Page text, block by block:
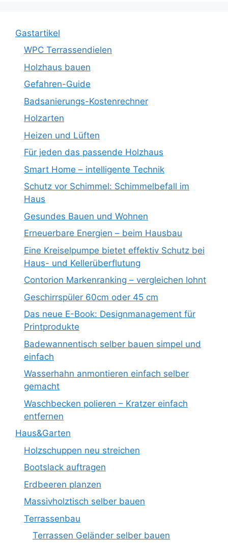
Gastartikel
WPC Terrassendielen
Holzhaus bauen
Gefahren-Guide
Badsanierungs-Kostenrechner
Holzarten
Heizen und Lüften
Für jeden das passende Holzhaus
Smart Home – intelligente Technik
Schutz vor Schimmel: Schimmelbefall im
Haus
Gesundes Bauen und Wohnen
Erneuerbare Energien – beim Hausbau
Eine Kreiselpumpe bietet effektiv Schutz bei
Haus- und Kellerüberflutung
Contorion Markenranking – vergleichen lohnt
Geschirrspüler 60cm oder 45 cm
Das neue E-Book: Designmanagement für
Printprodukte
Badewannentisch selber bauen simpel und
einfach
Wasserhahn anmontieren einfach selber
gemacht
Waschbecken polieren – Kratzer einfach
entfernen
Haus&Garten
Holzschuppen neu streichen
Bootslack auftragen
Erdbeeren planzen
Massivholztisch selber bauen
Terrassenbau
Terrassen Geländer selber bauen